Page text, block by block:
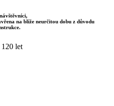
na blíže neurčitou dobu z důvodu